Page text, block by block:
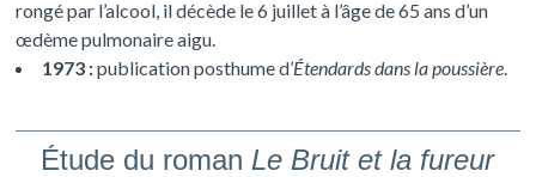
rongé par l’alcool, il décède le 6 juillet à l’âge de 65 ans d’un
œdème pulmonaire aigu.
1973 :publication posthume d’Étendards dans la poussière.
Étude du roman Le Bruit et la fureur